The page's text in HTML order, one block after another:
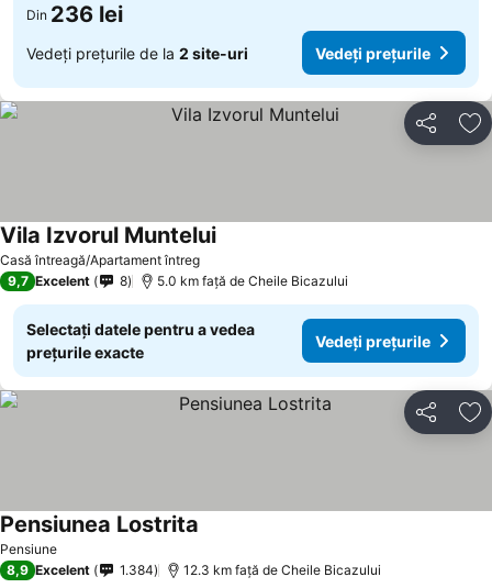
Din 236 lei
Vedeți prețurile de la 2 site-uri Vedeți prețurile
Distribuiți
Casă întreagă/Apartament întreg
Vila Izvorul MunteluiVedeți prețurile
9,7 Excelent 8 5.0 km faţă de Cheile Bicazului
Selectați datele pentru a vedea
prețurile exacte
Vedeți prețurile
Distribuiți
Pensiune
Pensiunea Lostrita
8,9 Excelent 1.384 12.3 km faţă de Cheile Bicazului